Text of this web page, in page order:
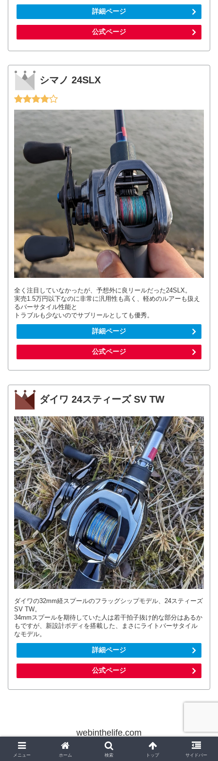
詳細ページ
公式ページ
シマノ 24SLX
全く注目していなかったが、予想外に良リールだった24SLX。
実売1.5万円以下なのに非常に汎用性も高く、軽めのルアーも扱え
るバーサタイル性能と
トラブルも少ないのでサブリールとしても優秀。
詳細ページ
公式ページ
ダイワ 24スティーズ SV TW
ダイワの32mm経スプールのフラッグシップモデル、24スティーズ
SV TW。
34mmスプールを期待していた人は若干拍子抜け的な部分はあるか
もですが、新設計ボディを搭載した、まさにライトバーサタイル
なモデル。
詳細ページ
公式ページ
webinthelife.com
© 2012 webinthelife.com.
メニュー ホーム 検索 トップ サイドバー